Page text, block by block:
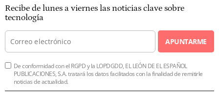
Recibe de lunes a viernes las noticias clave sobre
tecnología
APUNTARME
De conformidad con el RGPD y la LOPDGDD, EL LEÓN DE EL ESPAÑOL
PUBLICACIONES, S.A. tratará los datos facilitados con la finalidad de remitirle
noticias de actualidad.